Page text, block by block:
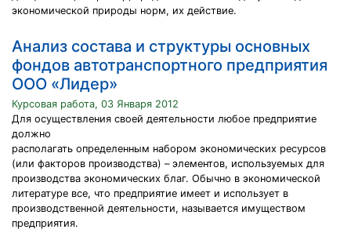
экономической природы норм, их действие.
Анализ состава и структуры основных
фондов автотранспортного предприятия
ООО «Лидер»
Курсовая работа, 03 Января 2012
Для осуществления своей деятельности любое предприятие
должно
располагать определенным набором экономических ресурсов
(или факторов производства) – элементов, используемых для
производства экономических благ. Обычно в экономической
литературе все, что предприятие имеет и использует в
производственной деятельности, называется имуществом
предприятия.